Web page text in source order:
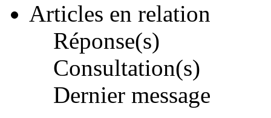
Articles en relation
Réponse(s)
Consultation(s)
Dernier message